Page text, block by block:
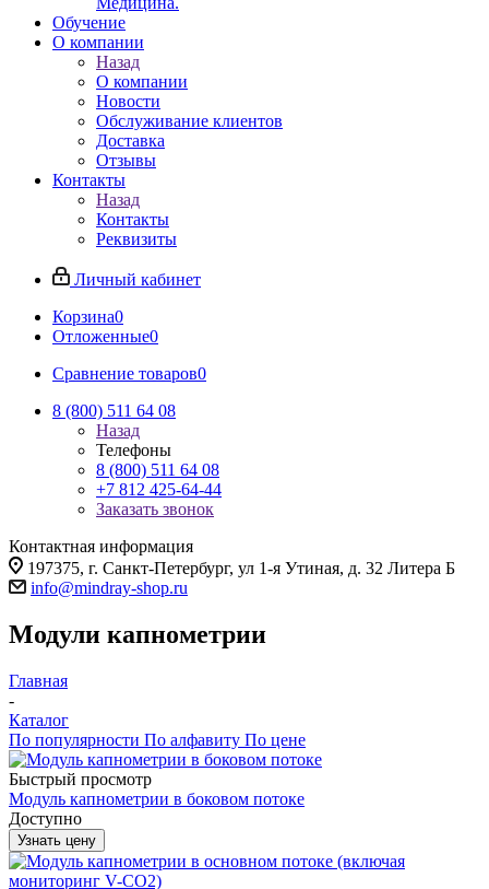
Обучение
О компании
Назад
О компании
Новости
Обслуживание клиентов
Доставка
Отзывы
Контакты
Назад
Контакты
Реквизиты
Личный кабинет
Корзина0
Отложенные0
Сравнение товаров0
8 (800) 511 64 08
Назад
Телефоны
8 (800) 511 64 08
+7 812 425-64-44
Заказать звонок
Контактная информация
197375, г. Санкт-Петербург, ул 1-я Утиная, д. 32 Литера Б
info@mindray-shop.ru
Модули капнометрии
Главная
-
Каталог
По популярности По алфавиту По цене
Быстрый просмотр
Модуль капнометрии в боковом потоке
Доступно
Узнать цену